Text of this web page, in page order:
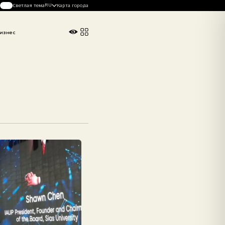
Светлая тема RU Карта города
C